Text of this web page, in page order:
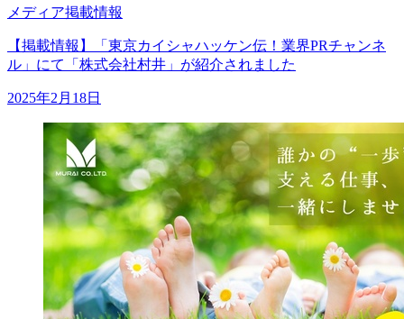
メディア掲載情報
【掲載情報】「東京カイシャハッケン伝！業界PRチャンネ
ル」にて「株式会社村井」が紹介されました
2025年2月18日